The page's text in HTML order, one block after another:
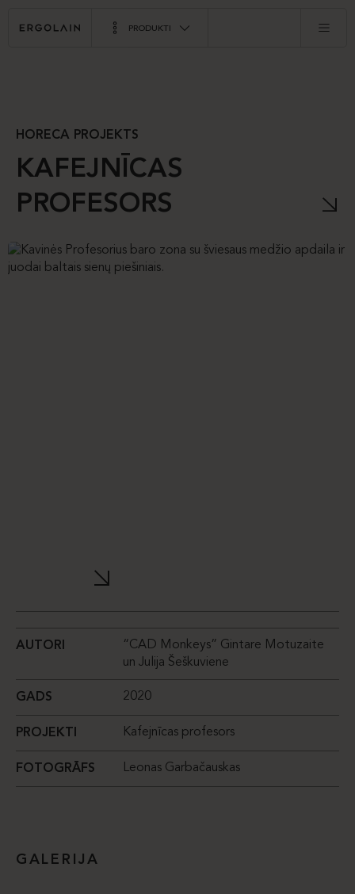
PRODUKTI
HORECA PROJEKTS
KAFEJNĪCAS
PROFESORS
AUTORI
“CAD Monkeys” Gintare Motuzaite
un Julija Šeškuviene
GADS 2020
PROJEKTI Kafejnīcas profesors
FOTOGRĀFS Leonas Garbačauskas
GALERIJA